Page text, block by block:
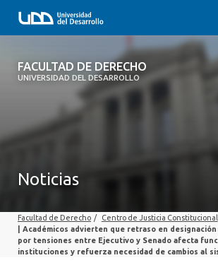
FACULTAD DE DERECHO
UNIVERSIDAD DEL DESARROLLO
FACULTAD DE DERECHO
SOBRE LA FACULTAD
PROFESORES
INVESTIGACIÓN
Noticias
Facultad de Derecho / Centro de Justicia Constitucional
| Académicos advierten que retraso en
por tensiones entre Ejecutivo y Senado afecta
instituciones y refuerza necesidad de cambios al